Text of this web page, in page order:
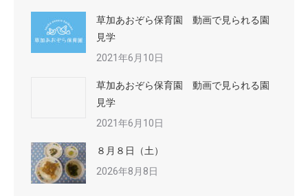
草加あおぞら保育園 動画で見られる園
見学
2021年6月10日
草加あおぞら保育園 動画で見られる園
見学
2021年6月10日
８月８日（土）
2026年8月8日